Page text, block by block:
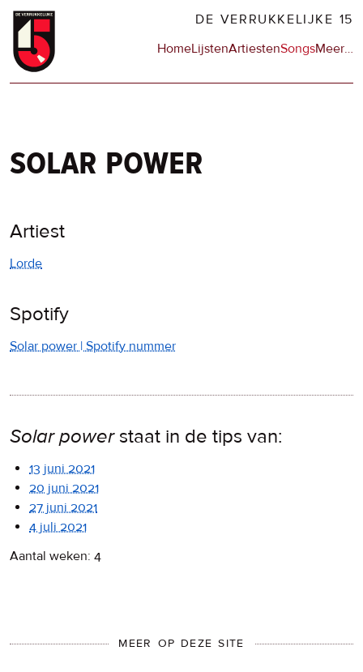
Overslaan
naar
DE VERRUKKELIJKE 15
Hoofdnavigatie
HomeLijstenArtiestenSongsMeerop
…
solar power
Artiest
Lorde
Spotify
Solar power | Spotify nummer
Solar powerstaat in de tips van:
13 juni 2021
20 juni 2021
27 juni 2021
4 juli 2021
Aantal weken: 4
MEER OP DEZE SITE